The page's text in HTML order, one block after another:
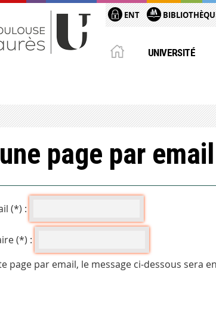
ENT
UNIVERSITÉ
page par email
(*) :
(*) :
page par email, le message ci-dessous sera